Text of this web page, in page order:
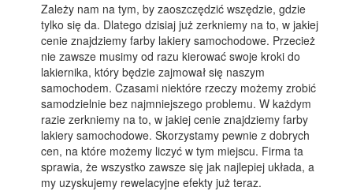
Zależy nam na tym, by zaoszczędzić wszędzie, gdzie
tylko się da. Dlatego dzisiaj już zerkniemy na to, w jakiej
cenie znajdziemy farby lakiery samochodowe. Przecież
nie zawsze musimy od razu kierować swoje kroki do
lakiernika, który będzie zajmował się naszym
samochodem. Czasami niektóre rzeczy możemy zrobić
samodzielnie bez najmniejszego problemu. W każdym
razie zerkniemy na to, w jakiej cenie znajdziemy farby
lakiery samochodowe. Skorzystamy pewnie z dobrych
cen, na które możemy liczyć w tym miejscu. Firma ta
sprawia, że wszystko zawsze się jak najlepiej układa, a
my uzyskujemy rewelacyjne efekty już teraz.